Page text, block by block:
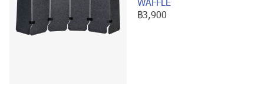
฿3,900